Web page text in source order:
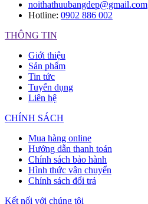
noithathuubangdep@gmail.com
Hotline: 0902 886 002
THÔNG TIN
Giới thiệu
Sản phẩm
Tin tức
Tuyển dụng
Liên hệ
CHÍNH SÁCH
Mua hàng online
Hướng dẫn thanh toán
Chính sách bảo hành
Hình thức vận chuyển
Chính sách đổi trả
Kết nối với chúng tôi